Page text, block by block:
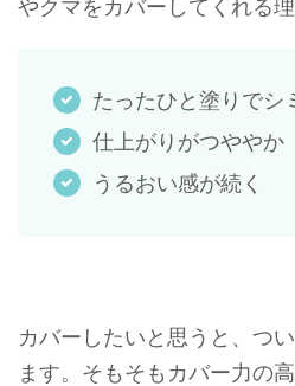
やクマをカバーしてくれる理
たったひと塗りでシ
仕上がりがつややか
うるおい感が続く
カバーしたいと思うと、つ
ます。そもそもカバー力の